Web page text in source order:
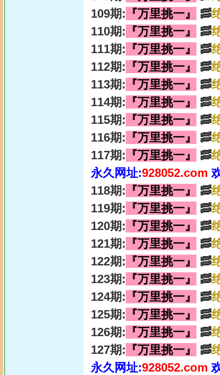
109期: 『万里挑一』 🥓
110期: 『万里挑一』 🥓
111期: 『万里挑一』 🥓
112期: 『万里挑一』 🥓
113期: 『万里挑一』 🥓
114期: 『万里挑一』 🥓
115期: 『万里挑一』 🥓
116期: 『万里挑一』 🥓
117期: 『万里挑一』 🥓
永久网址:928052.com
118期: 『万里挑一』 🥓
119期: 『万里挑一』 🥓
120期: 『万里挑一』 🥓
121期: 『万里挑一』 🥓
122期: 『万里挑一』 🥓
123期: 『万里挑一』 🥓
124期: 『万里挑一』 🥓
125期: 『万里挑一』 🥓
126期: 『万里挑一』 🥓
127期: 『万里挑一』 🥓
永久网址:928052.com